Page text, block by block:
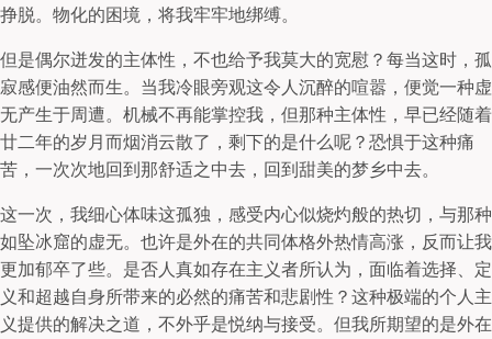
挣脱。物化的困境，将我牢牢地绑缚。
但是偶尔迸发的主体性，不也给予我莫大的宽慰？每当这时，孤
寂感便油然而生。当我冷眼旁观这令人沉醉的喧嚣，便觉一种虚
无产生于周遭。机械不再能掌控我，但那种主体性，早已经随着
廿二年的岁月而烟消云散了，剩下的是什么呢？恐惧于这种痛
苦，一次次地回到那舒适之中去，回到甜美的梦乡中去。
这一次，我细心体味这孤独，感受内心似烧灼般的热切，与那种
如坠冰窟的虚无。也许是外在的共同体格外热情高涨，反而让我
更加郁卒了些。是否人真如存在主义者所认为，面临着选择、定
义和超越自身所带来的必然的痛苦和悲剧性？这种极端的个人主
义提供的解决之道，不外乎是悦纳与接受。但我所期望的是外在